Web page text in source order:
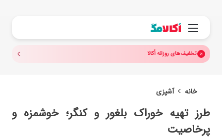
منو
تخفیف‌های روزانه اُکالا
خانه آشپزی
طرز تهیه خوراک بلغور و کنگر؛ خوشمزه و
پرخاصیت